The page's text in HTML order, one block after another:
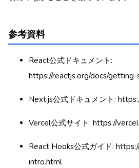
参考資料
React公式ドキュメント:
https://reactjs.org/docs/
Next.js公式ドキュメント:
Vercel公式サイト: https://
React Hooks公式ガイド:
intro.html